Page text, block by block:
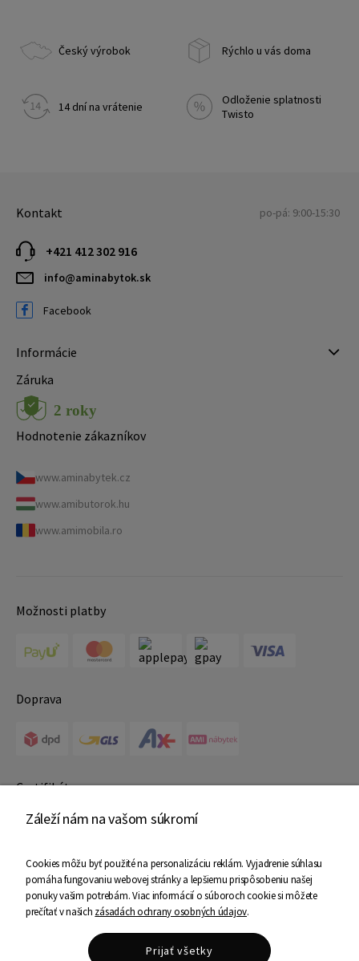
Český výrobok Rýchlo u vás doma
14 dní na vrátenie
Odloženie splatnosti
Twisto
Kontakt po-pá: 9:00-15:30
+421 412 302 916
info@aminabytok.sk
Facebook
Informácie
Záruka
Hodnotenie zákazníkov
www.aminabytek.cz
www.amibutorok.hu
www.amimobila.ro
Možnosti platby
Doprava
Certifikáty
Copyright © 2025 Ami Nábytok - Všetky práva vyhradené
Shoper Premium
Záleží nám na vašom súkromí
Cookies môžu byť použité na personalizáciu reklám. Vyjadrenie súhlasu
pomáha fungovaniu webovej stránky a lepšiemu prispôsobeniu našej
ponuky vašim potrebám. Viac informácií o súboroch cookie si môžete
prečítať v našich zásadách ochrany osobných údajov.
Prijať všetky